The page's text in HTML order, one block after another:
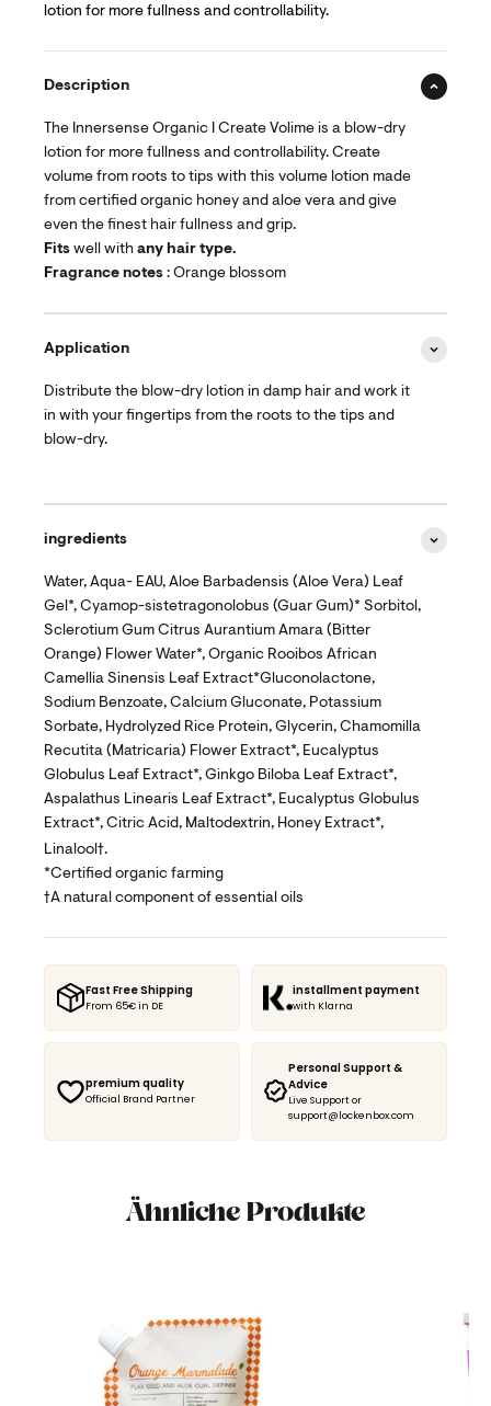
lotion for more fullness and controllability.
Description
The Innersense Organic I Create Volime is a blow-dry
lotion for more fullness and controllability. Create
volume from roots to tips with this volume lotion made
from certified organic honey and aloe vera and give
even the finest hair fullness and grip.
Fits well with any hair type.
Fragrance notes : Orange blossom
Application
Distribute the blow-dry lotion in damp hair and work it
in with your fingertips from the roots to the tips and
blow-dry.
ingredients
Water, Aqua- EAU, Aloe Barbadensis (Aloe Vera) Leaf
Gel*, Cyamop-sistetragonolobus (Guar Gum)* Sorbitol,
Sclerotium Gum Citrus Aurantium Amara (Bitter
Orange) Flower Water*, Organic Rooibos African
Camellia Sinensis Leaf Extract*Gluconolactone,
Sodium Benzoate, Calcium Gluconate, Potassium
Sorbate, Hydrolyzed Rice Protein, Glycerin, Chamomilla
Recutita (Matricaria) Flower Extract*, Eucalyptus
Globulus Leaf Extract*, Ginkgo Biloba Leaf Extract*,
Aspalathus Linearis Leaf Extract*, Eucalyptus Globulus
Extract*, Citric Acid, Maltodextrin, Honey Extract*,
Linalool†.
*Certified organic farming
†A natural component of essential oils
Fast Free Shipping
From 65€ in DE
installment payment
with Klarna
premium quality
Official Brand Partner
Personal Support &
Advice
Live Support or
support@lockenbox.com
Ähnliche Produkte